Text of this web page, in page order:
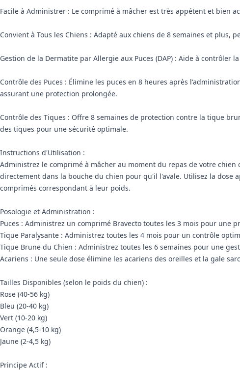
Facile à Administrer : Le comprimé à mâcher est très appétent et bien
Convient à Tous les Chiens : Adapté aux chiens de 8 semaines et
Gestion de la Dermatite par Allergie aux Puces (DAP) : Aide à
Contrôle des Puces : Élimine les puces en 8 heures après
assurant une protection prolongée.
Contrôle des Tiques : Offre 8 semaines de protection contre la tique
des tiques pour une sécurité optimale.
Instructions d'Utilisation :
Administrez le comprimé à mâcher au moment du repas de votre
directement dans la bouche du chien pour qu'il l'avale. Utilisez la
comprimés correspondant à leur poids.
Posologie et Administration :
Puces : Administrez un comprimé Bravecto toutes les 3 mois pour une
Tique Paralysante : Administrez toutes les 4 mois pour un contrôle
Tique Brune du Chien : Administrez toutes les 6 semaines pour une
Acariens : Une seule dose élimine les acariens des oreilles et la gale
Tailles Disponibles (selon le poids du chien) :
Rose (40-56 kg)
Bleu (20-40 kg)
Vert (10-20 kg)
Orange (4,5-10 kg)
Jaune (2-4,5 kg)
Principe Actif :